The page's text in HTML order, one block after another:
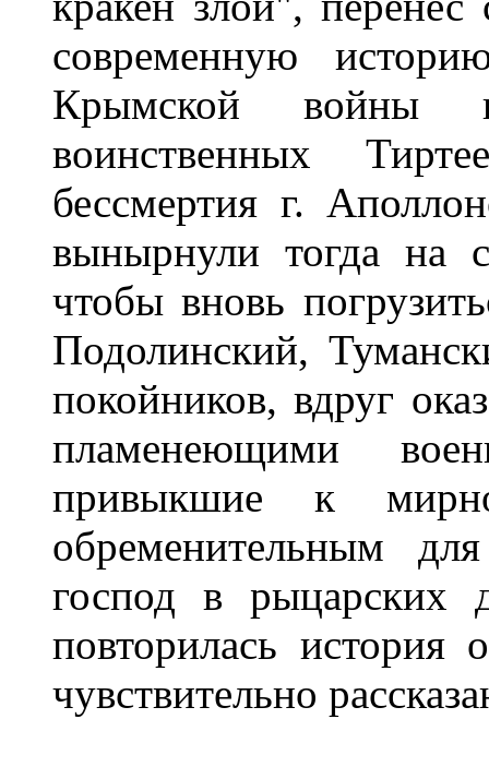
современную
Крымской войны
воинственных
бессмертия г.
вынырнули тогда на
чтобы вновь
Подолинский,
покойников, вдруг
пламенеющими
привыкшие к
обременительным
господ в рыцарских
повторилась история
чувствительно